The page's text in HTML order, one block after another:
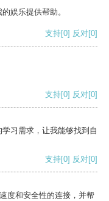
娱乐提供帮助。
支持[0] 反对[0]
支持[0] 反对[0]
习需求，让我能够找到自
支持[0] 反对[0]
度和安全性的连接，并帮